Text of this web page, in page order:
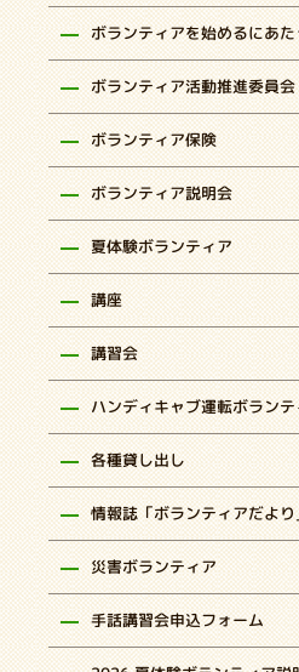
ボランティアを始めるにあた
ボランティア活動推進委員会
ボランティア保険
ボランティア説明会
夏体験ボランティア
講座
講習会
ハンディキャブ運転ボラン
各種貸し出し
情報誌「ボランティアだより
災害ボランティア
手話講習会申込フォーム